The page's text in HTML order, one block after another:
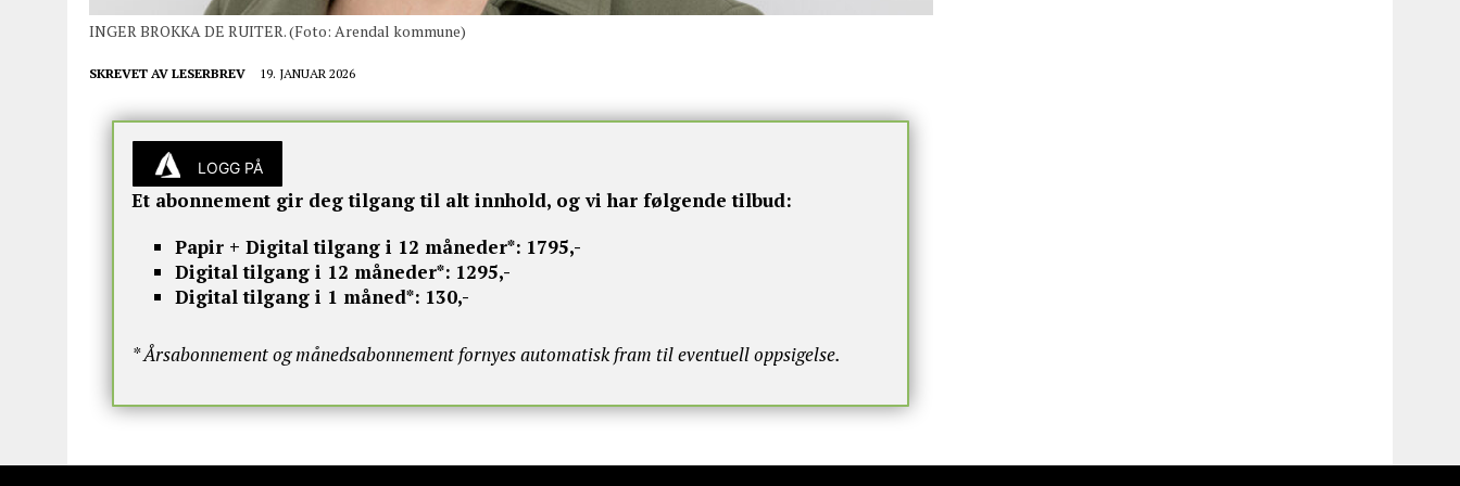
INGER BROKKA DE RUITER. (Foto: Arendal kommune)
SKREVET AV LESERBREV 19. JANUAR 2026
LOGG PÅ
Et abonnement gir deg tilgang til alt innhold, og vi har følgende tilbud:
Papir + Digital tilgang i 12 måneder*: 1795,-
Digital tilgang i 12 måneder*: 1295,-
Digital tilgang i 1 måned*: 130,-
* Årsabonnement og månedsabonnement fornyes automatisk fram til eventuell oppsigelse.